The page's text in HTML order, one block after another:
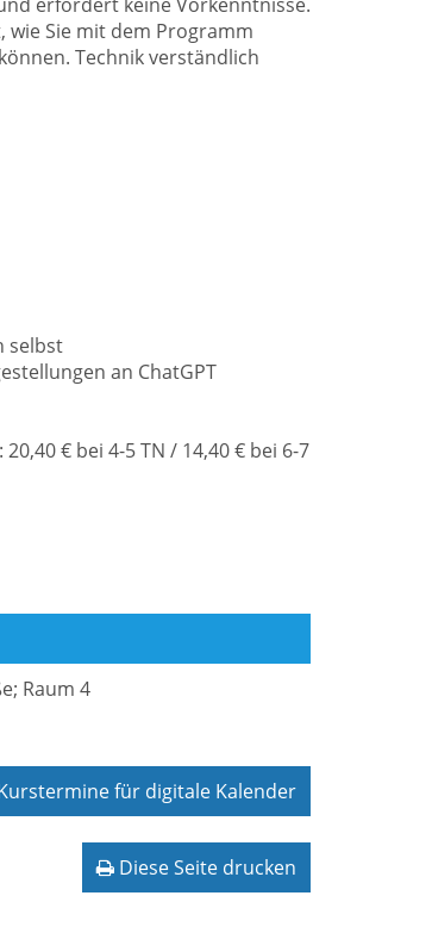
Sie mit dem Programm
Technik verständlich
selbst
an ChatGPT
€ bei 4-5 TN / 14,40 € bei 6-7
Raum 4
für digitale Kalender
Diese Seite drucken